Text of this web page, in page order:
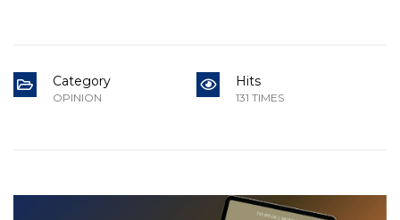
Category
OPINION
Hits
131 TIMES